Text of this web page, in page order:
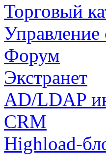
Торговый
Управление
Форум
Экстранет
AD/LDAP
CRM
Highload-